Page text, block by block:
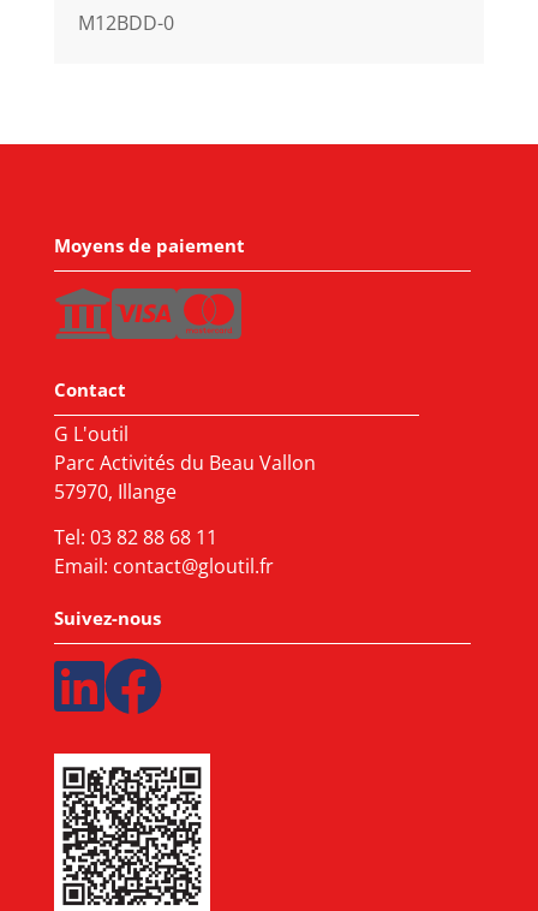
M12BDD-0
Moyens de paiement
Contact
G L'outil
Parc Activités du Beau Vallon
57970, Illange
Tel: 03 82 88 68 11
Email: contact@gloutil.fr
Suivez-nous